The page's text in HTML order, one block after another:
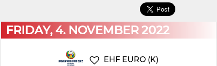
Kontakt
bruger
ind
FRIDAY, 4. NOVEMBER 2022
EHF EURO (K)